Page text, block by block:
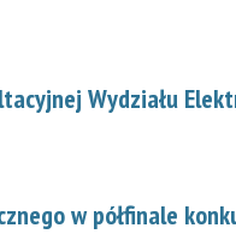
Wydziału
w półfinale